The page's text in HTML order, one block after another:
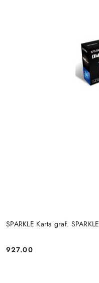
SPARKLE Karta graf.
Cena:
927.00